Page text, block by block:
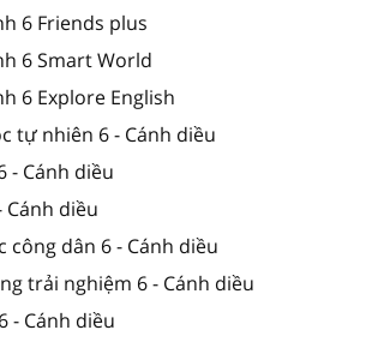
6 Friends plus
6 Smart World
6 Explore English
tự nhiên 6 - Cánh diều
- Cánh diều
Cánh diều
công dân 6 - Cánh diều
trải nghiệm 6 - Cánh diều
- Cánh diều